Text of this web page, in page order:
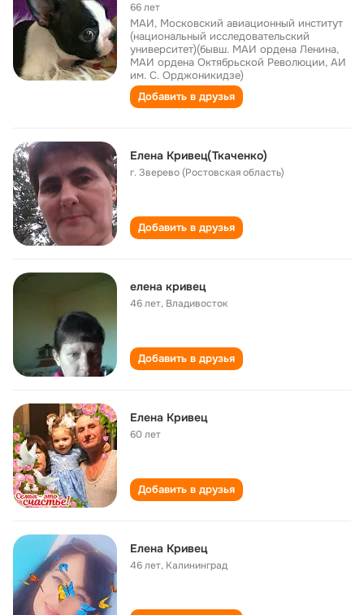
66 лет
МАИ, Московский авиационный институт
(национальный исследовательский
университет)(бывш. МАИ ордена Ленина,
МАИ ордена Октябрьской Революции, АИ
им. С. Орджоникидзе)
Добавить в друзья
Елена Кривец(Ткаченко)
г. Зверево (Ростовская область)
Добавить в друзья
елена кривец
46 лет, Владивосток
Добавить в друзья
Елена Кривец
60 лет
Добавить в друзья
Елена Кривец
46 лет, Калининград